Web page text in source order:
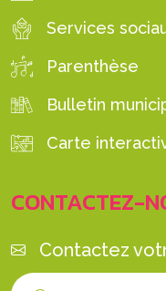
Services
Parenthèse
Bulletin
Carte
CONTACTEZ-
Contactez